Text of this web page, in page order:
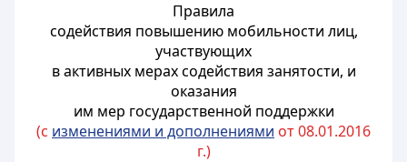
Правила
содействия повышению мобильности лиц,
участвующих
в активных мерах содействия занятости, и
оказания
им мер государственной поддержки
(с изменениями и дополнениями от 08.01.2016
г.)